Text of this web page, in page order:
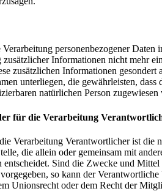
personenbezogener Daten
Informationen nicht mehr
zusätzlichen Informationen
unterliegen, die gewährleisten, dass
natürlichen Person zugewiesen
für die Verarbeitung
Verarbeitung Verantwortlicher ist die
die allein oder gemeinsam mit
entscheidet. Sind die Zwecke und
so kann der
Unionsrecht oder dem Recht der